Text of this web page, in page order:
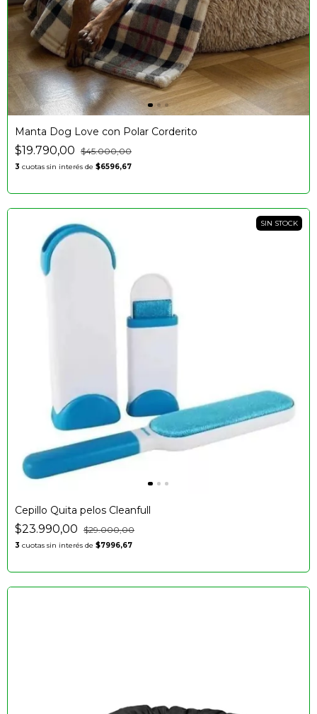
Manta Dog Love con Polar Corderito
$19.790,00 $45.000,00
3 cuotas sin interés de $6596,67
SIN STOCK
Cepillo Quita pelos Cleanfull
$23.990,00 $29.000,00
3 cuotas sin interés de $7996,67